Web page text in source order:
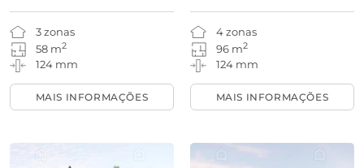
3 zonas
58 m2
124 mm
MAIS INFORMAÇÕES
4 zonas
96 m2
124 mm
MAIS INFORMAÇÕES